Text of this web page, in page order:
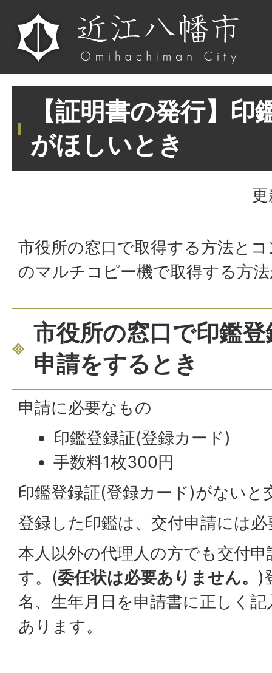
【証明書の発行】印
がほしいとき
市役所の窓口で取得する方法と
のマルチコピー機で取得する方
市役所の窓口で印鑑
申請をするとき
申請に必要なもの
印鑑登録証(登録カード)
手数料1枚300円
印鑑登録証(登録カード)がないと
登録した印鑑は、交付申請には
本人以外の代理人の方でも交付
す。(委任状は必要ありません。 )
名、生年月日を申請書に正しく
あります。